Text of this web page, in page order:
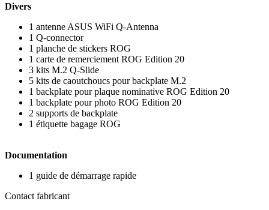
Divers
1 antenne ASUS WiFi Q-Antenna
1 Q-connector
1 planche de stickers ROG
1 carte de remerciement ROG Edition 20
3 kits M.2 Q-Slide
5 kits de caoutchoucs pour backplate M.2
1 backplate pour plaque nominative ROG Edition 20
1 backplate pour photo ROG Edition 20
2 supports de backplate
1 étiquette bagage ROG
Documentation
1 guide de démarrage rapide
Contact fabricant